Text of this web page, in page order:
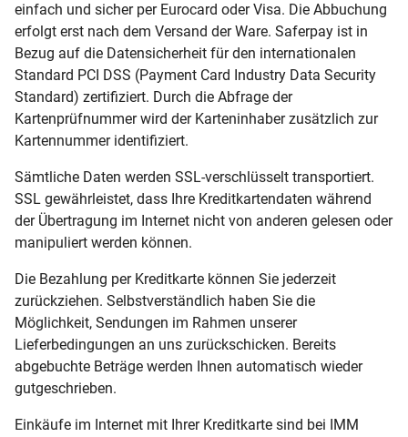
einfach und sicher per Eurocard oder Visa. Die Abbuchung
erfolgt erst nach dem Versand der Ware. Saferpay ist in
Bezug auf die Datensicherheit für den internationalen
Standard PCI DSS (Payment Card Industry Data Security
Standard) zertifiziert. Durch die Abfrage der
Kartenprüfnummer wird der Karteninhaber zusätzlich zur
Kartennummer identifiziert.
Sämtliche Daten werden SSL-verschlüsselt transportiert.
SSL gewährleistet, dass Ihre Kreditkartendaten während
der Übertragung im Internet nicht von anderen gelesen oder
manipuliert werden können.
Die Bezahlung per Kreditkarte können Sie jederzeit
zurückziehen. Selbstverständlich haben Sie die
Möglichkeit, Sendungen im Rahmen unserer
Lieferbedingungen an uns zurückschicken. Bereits
abgebuchte Beträge werden Ihnen automatisch wieder
gutgeschrieben.
Einkäufe im Internet mit Ihrer Kreditkarte sind bei IMM